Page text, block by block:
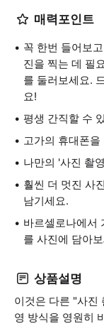
매력포인트
꼭 한번 들어보
진을 찍는 데 필
를 둘러보세요.
요!
평생 간직할 수
고가의 휴대폰
나만의 '사진 촬
훨씬 더 멋진 사
남기세요.
바르셀로나에서
를 사진에 담아
상품설명
이것은 다른 "사진
영 방식을 영원히